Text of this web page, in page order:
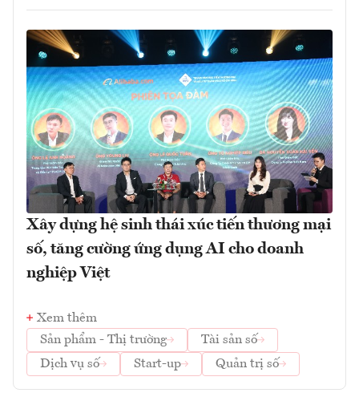
Xây dựng hệ sinh thái xúc tiến thương mại
số, tăng cường ứng dụng AI cho doanh
nghiệp Việt
Xem thêm
Sản phẩm - Thị trường
Tài sản số
Dịch vụ số
Start-up Quản trị số